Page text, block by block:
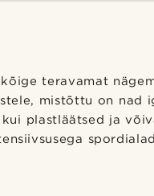
teravamat
mistõttu on nad
kui plastläätsed ja